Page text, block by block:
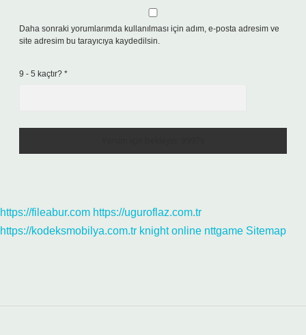
Daha sonraki yorumlarımda kullanılması için adım, e-posta adresim ve
site adresim bu tarayıcıya kaydedilsin.
9 - 5 kaçtır? *
https://fileabur.com https://uguroflaz.com.tr
https://kodeksmobilya.com.tr knight online nttgame Sitemap